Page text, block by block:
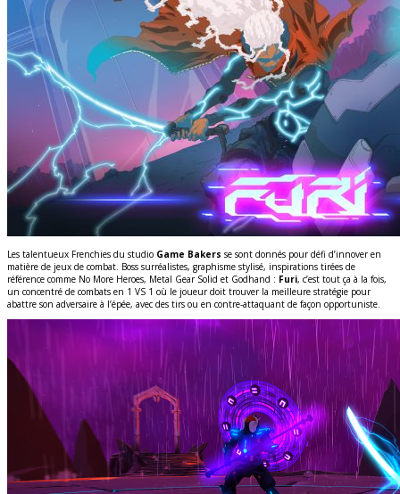
Les talentueux Frenchies du studio Game Bakers se sont donnés pour défi d’innover en
matière de jeux de combat. Boss surréalistes, graphisme stylisé, inspirations tirées de
référence comme No More Heroes, Metal Gear Solid et Godhand : Furi, c’est tout ça à la fois,
un concentré de combats en 1 VS 1 où le joueur doit trouver la meilleure stratégie pour
abattre son adversaire à l’épée, avec des tirs ou en contre-attaquant de façon opportuniste.